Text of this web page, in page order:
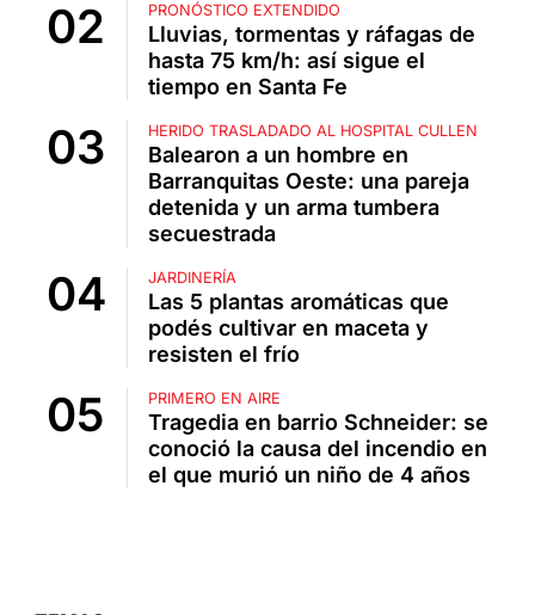
PRONÓSTICO EXTENDIDO
Lluvias, tormentas y ráfagas de
hasta 75 km/h: así sigue el
tiempo en Santa Fe
HERIDO TRASLADADO AL HOSPITAL CULLEN
Balearon a un hombre en
Barranquitas Oeste: una pareja
detenida y un arma tumbera
secuestrada
JARDINERÍA
Las 5 plantas aromáticas que
podés cultivar en maceta y
resisten el frío
PRIMERO EN AIRE
Tragedia en barrio Schneider: se
conoció la causa del incendio en
el que murió un niño de 4 años